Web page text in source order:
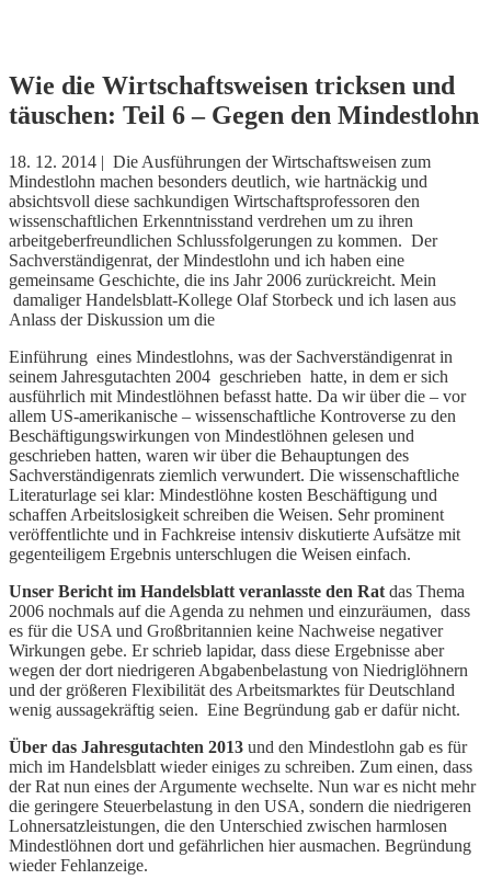
Skip
to
content
Wie die Wirtschaftsweisen tricksen und
täuschen: Teil 6 – Gegen den Mindestlohn
18. 12. 2014 | Die Ausführungen der Wirtschaftsweisen zum
Mindestlohn machen besonders deutlich, wie hartnäckig und
absichtsvoll diese sachkundigen Wirtschaftsprofessoren den
wissenschaftlichen Erkenntnisstand verdrehen um zu ihren
arbeitgeberfreundlichen Schlussfolgerungen zu kommen. Der
Sachverständigenrat, der Mindestlohn und ich haben eine
gemeinsame Geschichte, die ins Jahr 2006 zurückreicht. Mein
damaliger Handelsblatt-Kollege Olaf Storbeck und ich lasen aus
Anlass der Diskussion um die
Einführung eines Mindestlohns, was der Sachverständigenrat in
seinem Jahresgutachten 2004 geschrieben hatte, in dem er sich
ausführlich mit Mindestlöhnen befasst hatte. Da wir über die – vor
allem US-amerikanische – wissenschaftliche Kontroverse zu den
Beschäftigungswirkungen von Mindestlöhnen gelesen und
geschrieben hatten, waren wir über die Behauptungen des
Sachverständigenrats ziemlich verwundert. Die wissenschaftliche
Literaturlage sei klar: Mindestlöhne kosten Beschäftigung und
schaffen Arbeitslosigkeit schreiben die Weisen. Sehr prominent
veröffentlichte und in Fachkreise intensiv diskutierte Aufsätze mit
gegenteiligem Ergebnis unterschlugen die Weisen einfach.
Unser Bericht im Handelsblatt veranlasste den Rat das Thema
2006 nochmals auf die Agenda zu nehmen und einzuräumen, dass
es für die USA und Großbritannien keine Nachweise negativer
Wirkungen gebe. Er schrieb lapidar, dass diese Ergebnisse aber
wegen der dort niedrigeren Abgabenbelastung von Niedriglöhnern
und der größeren Flexibilität des Arbeitsmarktes für Deutschland
wenig aussagekräftig seien. Eine Begründung gab er dafür nicht.
Über das Jahresgutachten 2013 und den Mindestlohn gab es für
mich im Handelsblatt wieder einiges zu schreiben. Zum einen, dass
der Rat nun eines der Argumente wechselte. Nun war es nicht mehr
die geringere Steuerbelastung in den USA, sondern die niedrigeren
Lohnersatzleistungen, die den Unterschied zwischen harmlosen
Mindestlöhnen dort und gefährlichen hier ausmachen. Begründung
wieder Fehlanzeige.